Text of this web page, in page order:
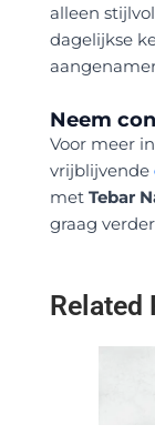
alleen
dagelijkse
Neem
Voor meer
vrijblijvende
met Tebar
graag
Related